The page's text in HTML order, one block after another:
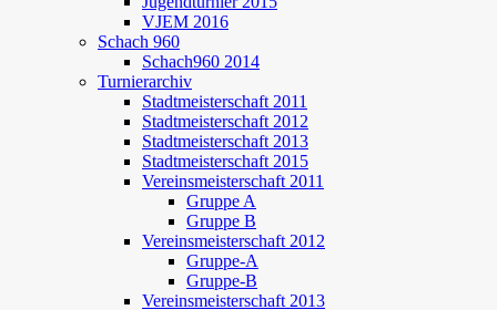
VJEM 2016
Schach 960
Schach960 2014
Turnierarchiv
Stadtmeisterschaft 2011
Stadtmeisterschaft 2012
Stadtmeisterschaft 2013
Stadtmeisterschaft 2015
Vereinsmeisterschaft 2011
Gruppe A
Gruppe B
Vereinsmeisterschaft 2012
Gruppe-A
Gruppe-B
Vereinsmeisterschaft 2013